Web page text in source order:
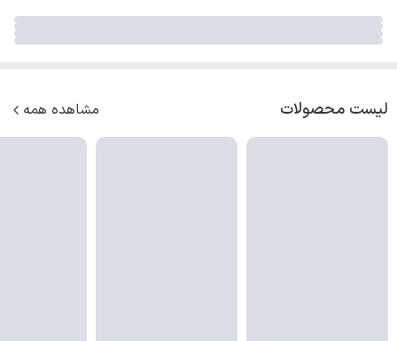
نصب کرد.
بله، این سنسور دارای مدت گارانتی 2 ساله می‌باشد که از کیفیت
و عملکرد آن اطمینان می‌بخشد.
لیست محصولات مشاهده همه